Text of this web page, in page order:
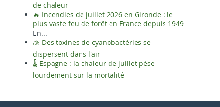
de chaleur
🔥 Incendies de juillet 2026 en Gironde : le
plus vaste feu de forêt en France depuis 1949
En...
🫁 Des toxines de cyanobactéries se
dispersent dans l'air
🌡️ Espagne : la chaleur de juillet pèse
lourdement sur la mortalité